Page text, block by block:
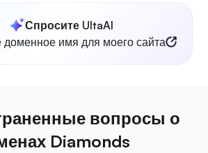
Спросите UltaAI
доменное имя для моего сайта
вопросы о
Diamonds